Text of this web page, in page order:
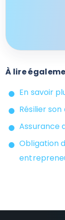
À lire
En savoir
Résilier
Assurance
Obligation